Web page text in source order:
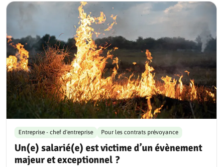
Un(e) salarié(e) est victime d’un évènement
majeur et exceptionnel ?
Entreprise - chef d'entreprise Pour les contrats prévoyance